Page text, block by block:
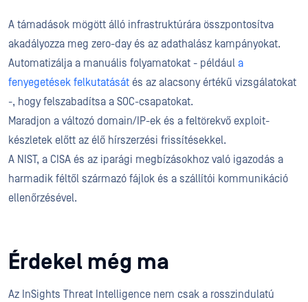
A támadások mögött álló infrastruktúrára összpontosítva
akadályozza meg zero-day és az adathalász kampányokat.
Automatizálja a manuális folyamatokat - például a
fenyegetések felkutatását és az alacsony értékű vizsgálatokat
-, hogy felszabadítsa a SOC-csapatokat.
Maradjon a változó domain/IP-ek és a feltörekvő exploit-
készletek előtt az élő hírszerzési frissítésekkel.
A NIST, a CISA és az iparági megbízásokhoz való igazodás a
harmadik féltől származó fájlok és a szállítói kommunikáció
ellenőrzésével.
Érdekel még ma
Az InSights Threat Intelligence nem csak a rosszindulatú